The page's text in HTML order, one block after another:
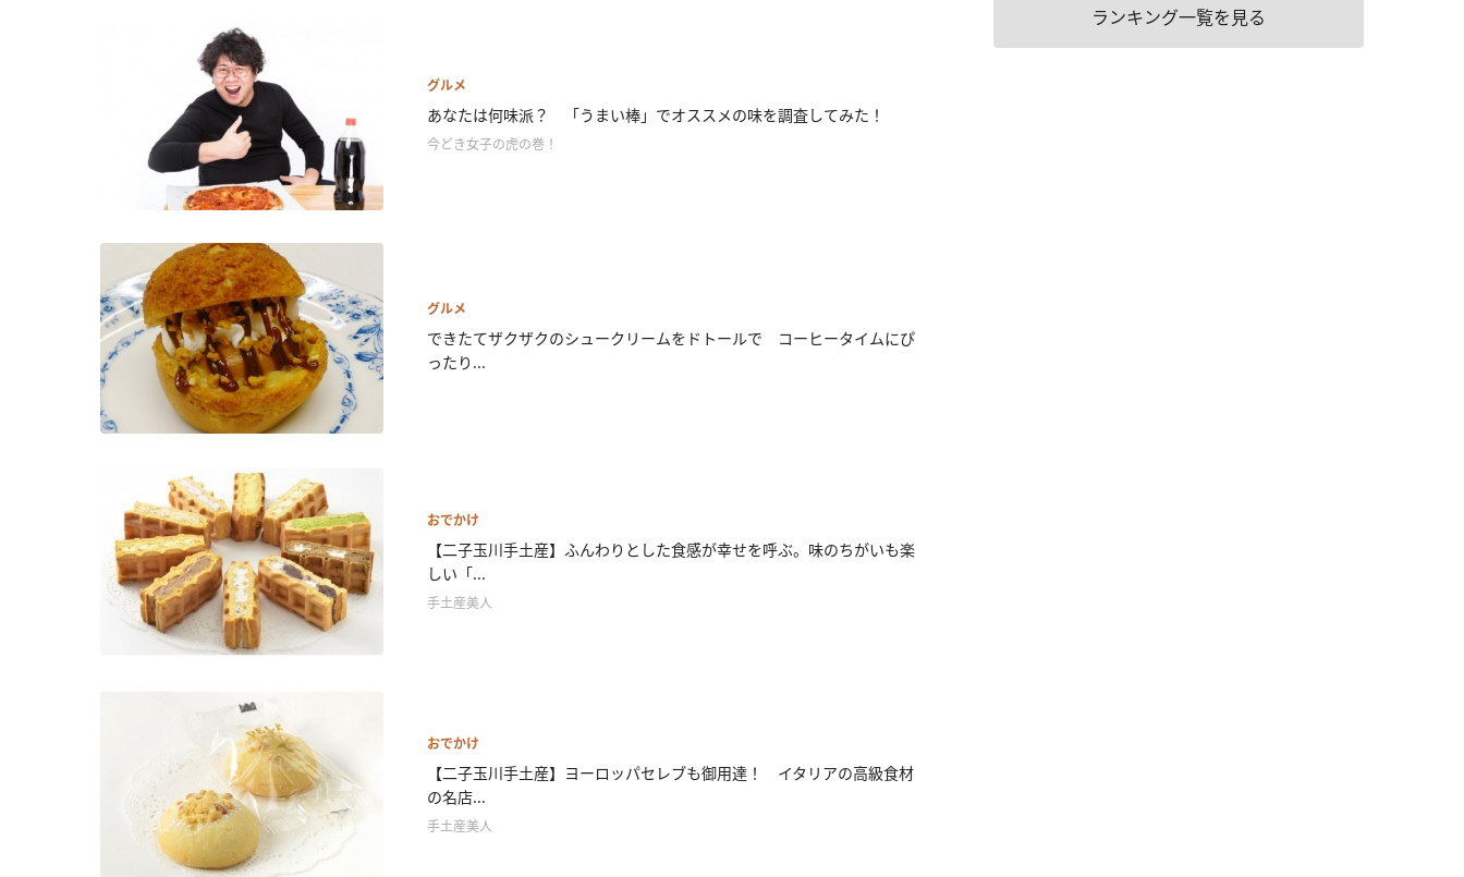
グルメ
あなたは何味派？ 「うまい棒」でオススメの味を調査してみた！
今どき女子の虎の巻！
グルメ
できたてザクザクのシュークリームをドトールで コーヒータイムにぴ
ったり...
おでかけ
【二子玉川手土産】ふんわりとした食感が幸せを呼ぶ。味のちがいも楽
しい「...
手土産美人
おでかけ
【二子玉川手土産】ヨーロッパセレブも御用達！ イタリアの高級食材
の名店...
手土産美人
ランキング一覧を見る